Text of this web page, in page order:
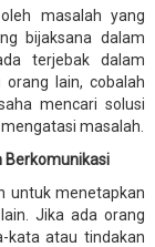
masalah yang
bijaksana dalam
terjebak dalam
lain, cobalah
mencari solusi
masalah.
Berkomunikasi
untuk menetapkan
Jika ada orang
kata atau tindakan